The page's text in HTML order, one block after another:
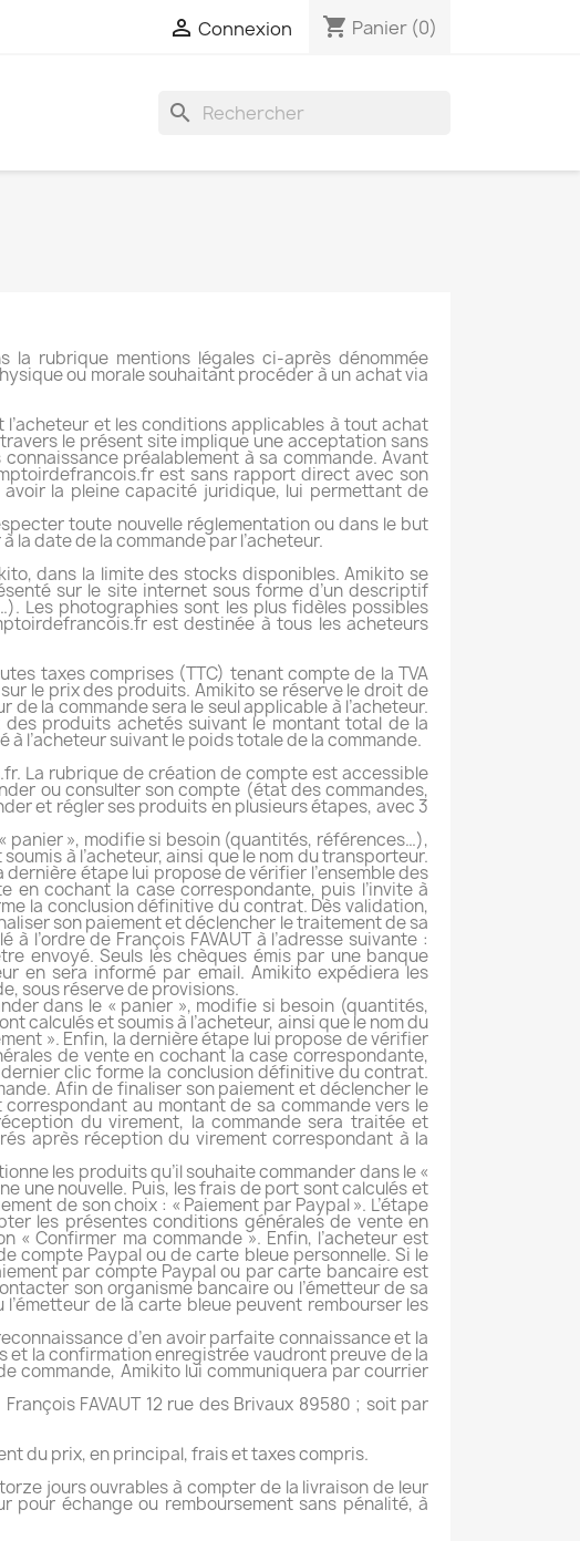
 Connexion shopping_cart Panier (0)
search
rubrique mentions légales ci-après dénommée
ou morale souhaitant procéder à un achat via
et les conditions applicables à tout achat
le présent site implique une acceptation sans
préalablement à sa commande. Avant
est sans rapport direct avec son
la pleine capacité juridique, lui permettant de
toute nouvelle réglementation ou dans le but
la date de la commande par l’acheteur.
dans la limite des stocks disponibles. Amikito se
sur le site internet sous forme d’un descriptif
Les photographies sont les plus fidèles possibles
est destinée à tous les acheteurs
taxes comprises (TTC) tenant compte de la TVA
le prix des produits. Amikito se réserve le droit de
la commande sera le seul applicable à l’acheteur.
produits achetés suivant le montant total de la
l’acheteur suivant le poids totale de la commande.
La rubrique de création de compte est accessible
ou consulter son compte (état des commandes,
et régler ses produits en plusieurs étapes, avec 3
panier », modifie si besoin (quantités, références…),
à l’acheteur, ainsi que le nom du transporteur.
étape lui propose de vérifier l’ensemble des
cochant la case correspondante, puis l’invite à
la conclusion définitive du contrat. Dès validation,
son paiement et déclencher le traitement de sa
l’ordre de François FAVAUT à l’adresse suivante :
envoyé. Seuls les chèques émis par une banque
en sera informé par email. Amikito expédiera les
sous réserve de provisions.
dans le « panier », modifie si besoin (quantités,
calculés et soumis à l’acheteur, ainsi que le nom du
». Enfin, la dernière étape lui propose de vérifier
de vente en cochant la case correspondante,
clic forme la conclusion définitive du contrat.
Afin de finaliser son paiement et déclencher le
au montant de sa commande vers le
du virement, la commande sera traitée et
après réception du virement correspondant à la
les produits qu’il souhaite commander dans le «
une nouvelle. Puis, les frais de port sont calculés et
de son choix : « Paiement par Paypal ». L’étape
les présentes conditions générales de vente en
« Confirmer ma commande ». Enfin, l’acheteur est
compte Paypal ou de carte bleue personnelle. Si le
par compte Paypal ou par carte bancaire est
son organisme bancaire ou l’émetteur de sa
de la carte bleue peuvent rembourser les
d’en avoir parfaite connaissance et la
et la confirmation enregistrée vaudront preuve de la
commande, Amikito lui communiquera par courrier
FAVAUT 12 rue des Brivaux 89580 ; soit par
du prix, en principal, frais et taxes compris.
jours ouvrables à compter de la livraison de leur
échange ou remboursement sans pénalité, à